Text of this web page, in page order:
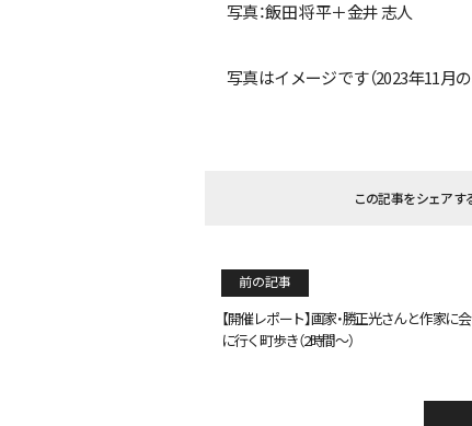
写真：飯田 将平＋金井 志人
写真はイメージです（2023年11月
この記事をシェアす
前の記事
【開催レポート】画家・勝正光さんと作家に
に行く町歩き（2時間〜）